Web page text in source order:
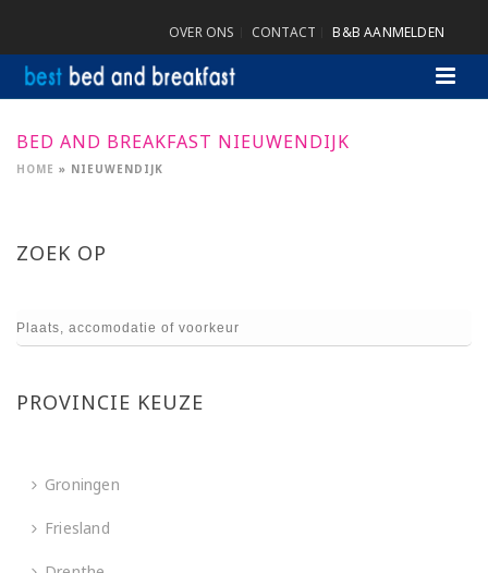
OVER ONS CONTACT B&B AANMELDEN
BED AND BREAKFAST NIEUWENDIJK
HOME » NIEUWENDIJK
ZOEK OP
PROVINCIE KEUZE
Groningen
Friesland